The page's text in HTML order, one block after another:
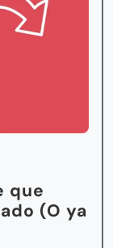
que
(O ya